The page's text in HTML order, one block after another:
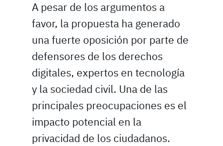
A pesar de los argumentos a
favor, la propuesta ha generado
una fuerte oposición por parte de
defensores de los derechos
digitales, expertos en tecnología
y la sociedad civil. Una de las
principales preocupaciones es el
impacto potencial en la
privacidad de los ciudadanos.